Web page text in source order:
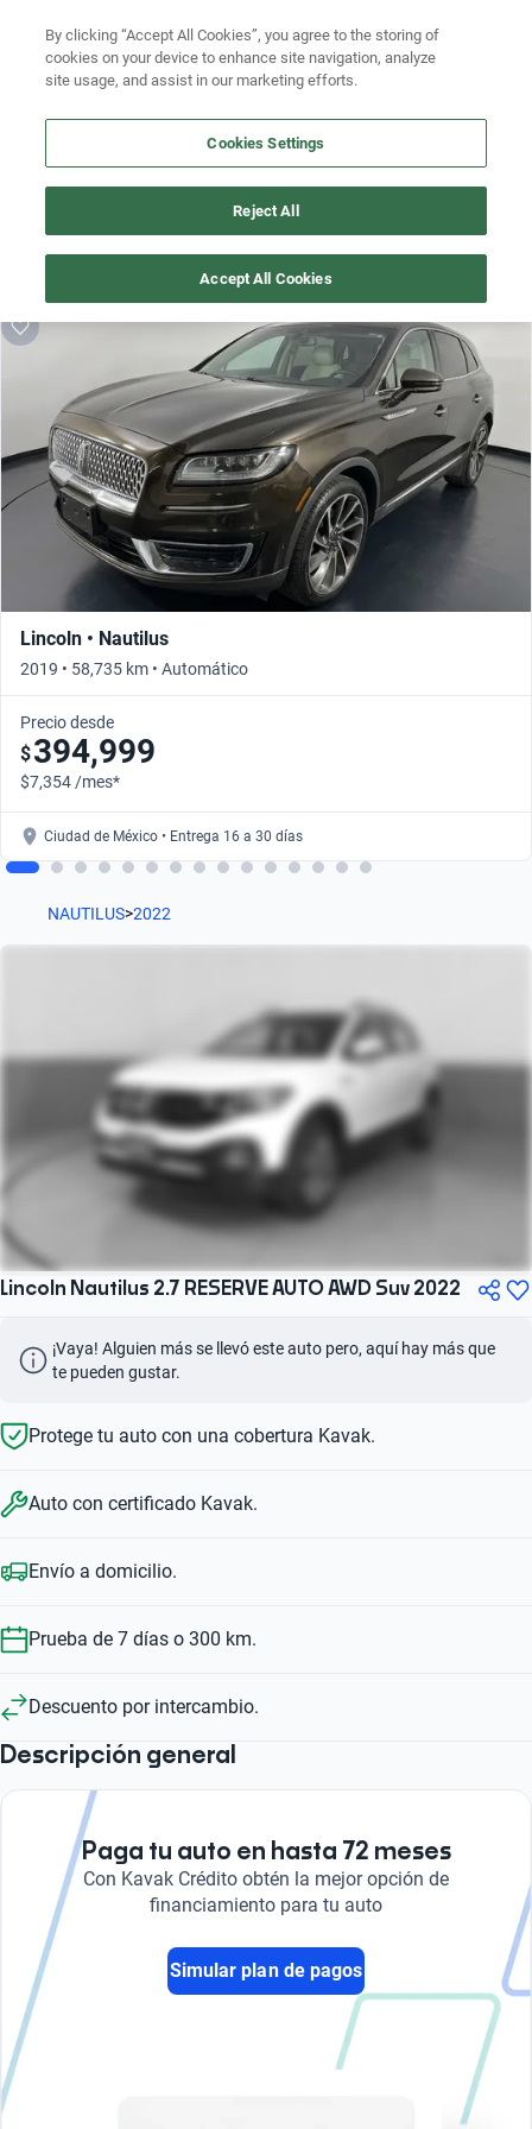
Ubicación
Busca por versión
Busca por año
Busca por versión
Busca por año
disponibles de Lincoln!
Lincoln • Nautilus
2019 • 58,735 km • Automático
Precio desde
$394,999
$7,354 /mes*
Ciudad de México • Entrega 16 a 30 días
NAUTILUS>2022
Lincoln Nautilus 2.7 RESERVE AUTO AWD Suv 2022
¡Vaya! Alguien más se llevó este auto pero, aquí hay más que
te pueden gustar.
Protege tu auto con una cobertura Kavak.
Auto con certificado Kavak.
Envío a domicilio.
Prueba de 7 días o 300 km.
Descuento por intercambio.
Descripción general
Paga tu auto en hasta 72 meses
Con Kavak Crédito obtén la mejor opción de
financiamiento para tu auto
Simular plan de pagos
By clicking “Accept All Cookies”, you agree to the storing of
cookies on your device to enhance site navigation, analyze
site usage, and assist in our marketing efforts.
Cookies Settings
Reject All
Accept All Cookies